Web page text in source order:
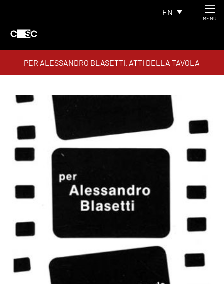
EN
MENU
PER ALESSANDRO BLASETTI. ATTI DELLA TAVOLA
ROTONDA DELL’11 MARZO 1987